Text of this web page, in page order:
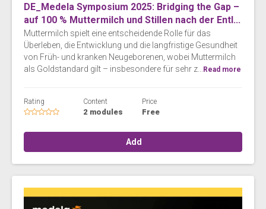
DE_Medela Symposium 2025: Bridging the Gap –
auf 100 % Muttermilch und Stillen nach der Entl...
Muttermilch spielt eine entscheidende Rolle für das
Überleben, die Entwicklung und die langfristige Gesundheit
von Früh- und kranken Neugeborenen, wobei Muttermilch
als Goldstandard gilt – insbesondere für sehr z...
Read more
Rating Content
2 modules
Price
Free
Add